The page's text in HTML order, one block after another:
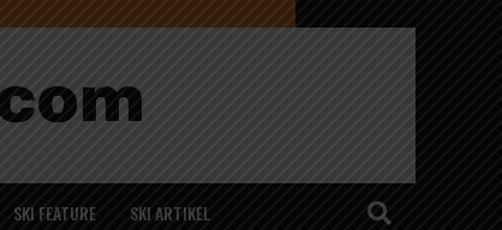
SKI FEATURE SKI ARTIKEL